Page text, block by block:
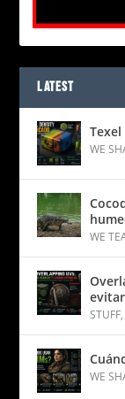
LATEST
WE
WE
STUFF
WE